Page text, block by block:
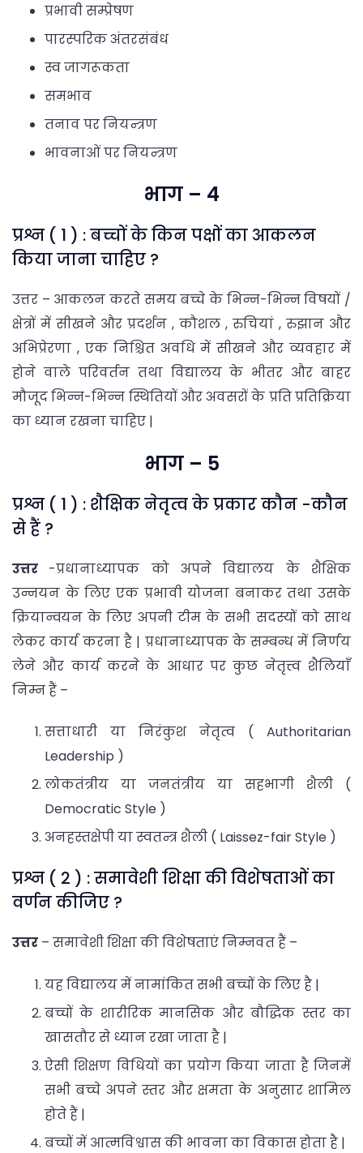
प्रभावी सम्प्रेषण
पारस्परिक अंतरसंबंध
स्व जागरूकता
समभाव
तनाव पर नियन्त्रण
भावनाओं पर नियन्त्रण
भाग – 4
प्रश्न ( 1 ) : बच्चों के किन पक्षों का आकलन
किया जाना चाहिए ?
उत्तर – आकलन करते समय बच्चे के भिन्न-भिन्न विषयों /
क्षेत्रों में सीखने और प्रदर्शन , कौशल , रुचियां , रुझान और
अभिप्रेरणा , एक निश्चित अवधि में सीखने और व्यवहार में
होने वाले परिवर्तन तथा विद्यालय के भीतर और बाहर
मौजूद भिन्न-भिन्न स्थितियों और अवसरों के प्रति प्रतिक्रिया
का ध्यान रखना चाहिए |
भाग – 5
प्रश्न ( 1 ) : शैक्षिक नेतृत्व के प्रकार कौन -कौन
से हैं ?
उत्तर -प्रधानाध्यापक को अपने विद्यालय के शैक्षिक
उन्नयन के लिए एक प्रभावी योजना बनाकर तथा उसके
क्रियान्वयन के लिए अपनी टीम के सभी सदस्यों को साथ
लेकर कार्य करना है | प्रधानाध्यापक के सम्बन्ध में निर्णय
लेने और कार्य करने के आधार पर कुछ नेतृत्त्व शैलियाँ
निम्न हैं –
सत्ताधारी या निरंकुश नेतृत्व ( Authoritarian
Leadership )
लोकतंत्रीय या जनतंत्रीय या सहभागी शैली (
Democratic Style )
अनहस्तक्षेपी या स्वतन्त्र शैली ( Laissez-fair Style )
प्रश्न ( 2 ) : समावेशी शिक्षा की विशेषताओं का
वर्णन कीजिए ?
उत्तर – समावेशी शिक्षा की विशेषताएं निम्नवत हैं –
यह विद्यालय में नामांकित सभी बच्चों के लिए है |
बच्चों के शारीरिक मानसिक और बौद्धिक स्तर का
खासतौर से ध्यान रखा जाता है |
ऐसी शिक्षण विधियों का प्रयोग किया जाता है जिनमें
सभी बच्चे अपने स्तर और क्षमता के अनुसार शामिल
होते हैं |
बच्चों में आत्मविश्वास की भावना का विकास होता है |